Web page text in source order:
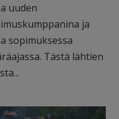
uuden
ja
sopimuksessa
Tästä lähtien